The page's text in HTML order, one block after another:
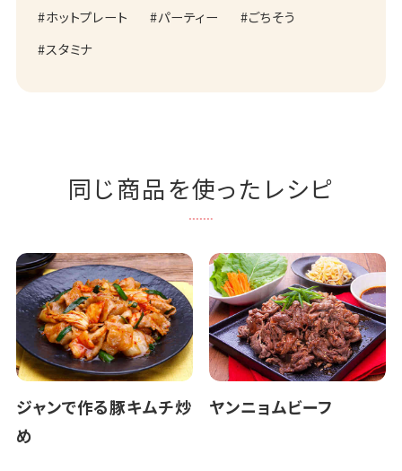
ホットプレート パーティー
ごちそう
スタミナ
同じ商品を使ったレシピ
ジャンで作る豚キムチ炒
め
ヤンニョムビーフ